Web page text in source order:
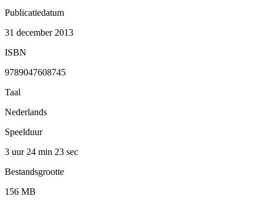
Publicatiedatum
31 december 2013
ISBN
9789047608745
Taal
Nederlands
Speelduur
3 uur 24 min 23 sec
Bestandsgrootte
156 MB